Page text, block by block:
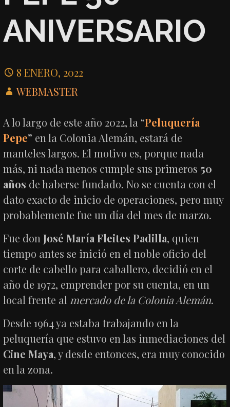
ANIVERSARIO
8 ENERO, 2022
WEBMASTER
A lo largo de este año 2022, la “Peluquería
Pepe” en la Colonia Alemán, estará de
manteles largos. El motivo es, porque nada
más, ni nada menos cumple sus primeros 50
años de haberse fundado. No se cuenta con el
dato exacto de inicio de operaciones, pero muy
probablemente fue un día del mes de marzo.
Fue donJosé María Fleites Padilla, quien
tiempo antes se inició en el noble oficio del
corte de cabello para caballero, decidió en el
año de 1972, emprender por su cuenta, en un
local frente al mercado de la Colonia Alemán.
Desde 1964 ya estaba trabajando en la
peluquería que estuvo en las inmediaciones del
Cine Maya, y desde entonces, era muy conocido
en la zona.